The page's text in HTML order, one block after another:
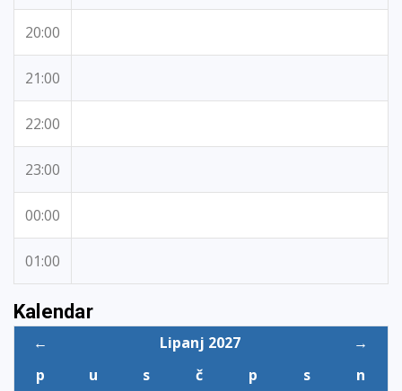
20:00
21:00
22:00
23:00
00:00
01:00
Kalendar
← Lipanj 2027
→
p
u s č p s
n